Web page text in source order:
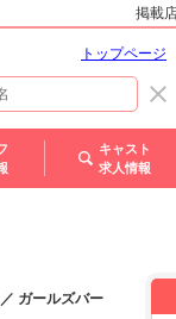
掲載
トップページ
キャスト
求人情報
ガールズバー